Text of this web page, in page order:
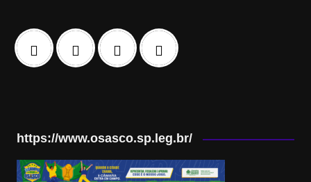
https://www.osasco.sp.leg.br/